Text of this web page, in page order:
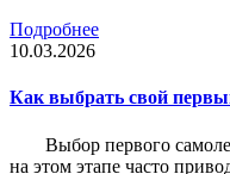
Подробнее
10.03.2026
Как выбрать свой
Выбор первого
на этом этапе часто